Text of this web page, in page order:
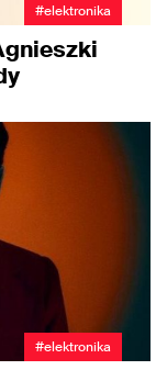
#elektronika
#elektronika